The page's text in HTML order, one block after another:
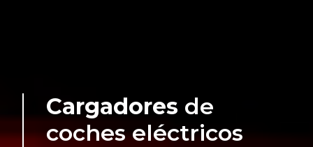
Cargadores de
coches eléctricos